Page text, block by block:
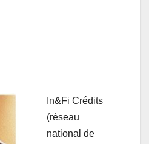
In&Fi Crédits
(réseau
national de